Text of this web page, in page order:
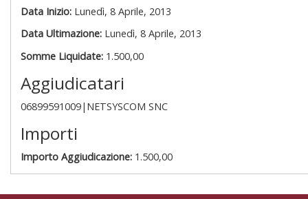
Data Inizio: Lunedì, 8 Aprile, 2013
Data Ultimazione: Lunedì, 8 Aprile, 2013
Somme Liquidate: 1.500,00
Aggiudicatari
06899591009|NETSYSCOM SNC
Importi
Importo Aggiudicazione: 1.500,00